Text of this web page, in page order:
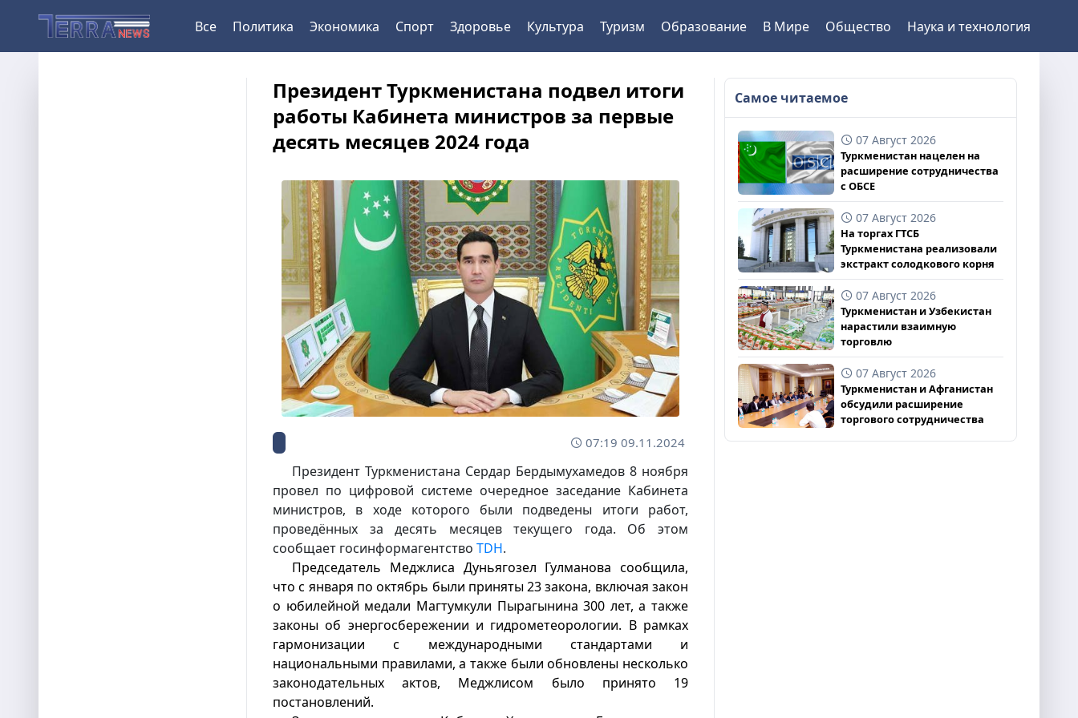
Все Политика Экономика Спорт Здоровье Культура Туризм Образование В Мире Общество Наука и технология
Президент Туркменистана подвел итоги
работы Кабинета министров за первые
десять месяцев 2024 года
07:19 09.11.2024
Президент Туркменистана Сердар Бердымухамедов 8 ноября
провел по цифровой системе очередное заседание Кабинета
министров, в ходе которого были подведены итоги работ,
проведённых за десять месяцев текущего года. Об этом
сообщает госинформагентствоTDH.
Председатель Меджлиса Дуньягозел Гулманова сообщила,
что с января по октябрь были приняты 23 закона, включая закон
о юбилейной медали Магтумкули Пырагынина 300 лет, а также
законы об энергосбережении и гидрометеорологии. В рамках
гармонизации с международными стандартами и
национальными правилами, а также были обновлены несколько
законодательных актов, Меджлисом было принято 19
постановлений.
Самое читаемое
07 Август 2026
Туркменистан нацелен на
расширение сотрудничества
с ОБСЕ
07 Август 2026
На торгах ГТСБ
Туркменистана реализовали
экстракт солодкового корня
07 Август 2026
Туркменистан и Узбекистан
нарастили взаимную
торговлю
07 Август 2026
Туркменистан и Афганистан
обсудили расширение
торгового сотрудничества